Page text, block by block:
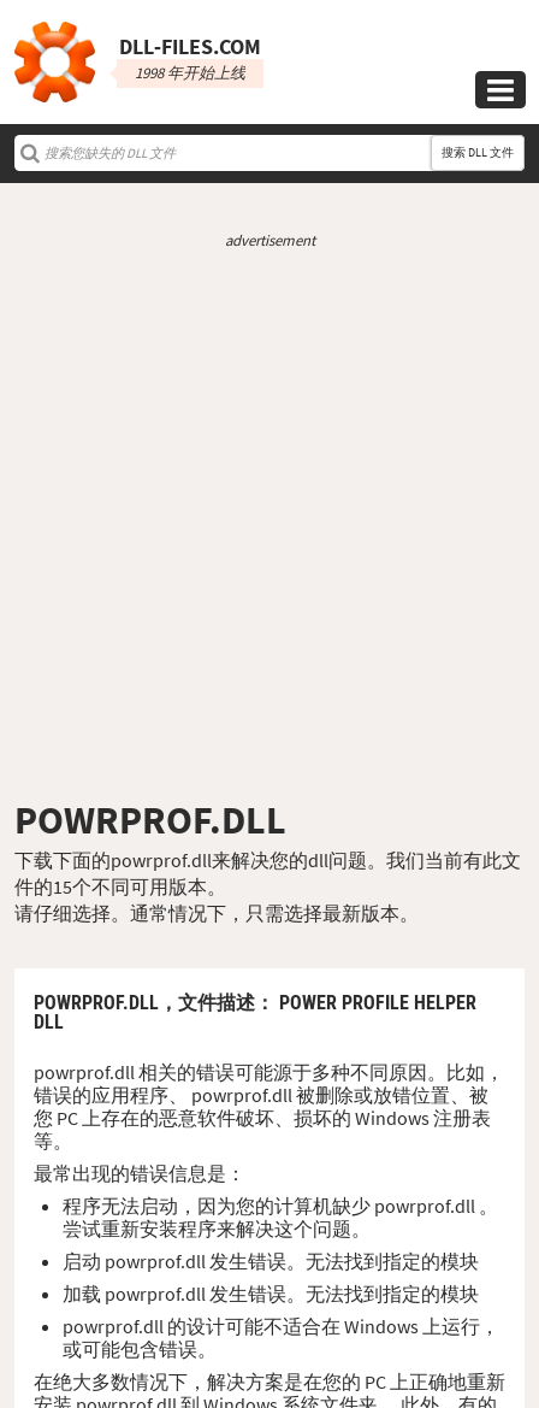
DLL‑FILES.COM
1998 年开始上线

搜索 DLL 文件
advertisement
POWRPROF.DLL
下载下面的powrprof.dll来解决您的dll问题。我们当前有此文
件的15个不同可用版本。
请仔细选择。通常情况下，只需选择最新版本。
POWRPROF.DLL， 文件描述 ： POWER PROFILE HELPER
DLL
powrprof.dll 相关的错误可能源于多种不同原因。比如，
错误的应用程序、 powrprof.dll 被删除或放错位置、被
您 PC 上存在的恶意软件破坏、损坏的 Windows 注册表
等。
最常出现的错误信息是：
程序无法启动，因为您的计算机缺少 powrprof.dll 。
尝试重新安装程序来解决这个问题。
启动 powrprof.dll 发生错误。无法找到指定的模块
加载 powrprof.dll 发生错误。无法找到指定的模块
powrprof.dll 的设计可能不适合在 Windows 上运行，
或可能包含错误。
在绝大多数情况下，解决方案是在您的 PC 上正确地重新